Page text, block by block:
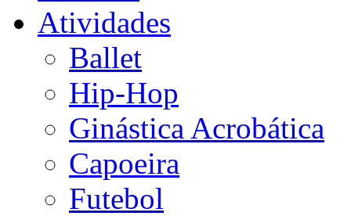
Atividades
Ballet
Hip-Hop
Ginástica Acrobática
Capoeira
Futebol